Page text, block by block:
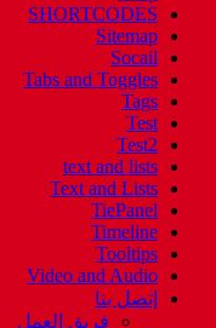
SHORTCODES
Sitemap
Socail
Tabs and Toggles
Tags
Test
Test2
text and lists
Text and Lists
TiePanel
Timeline
Tooltips
Video and Audio
إتصل بنا
فريق العمل